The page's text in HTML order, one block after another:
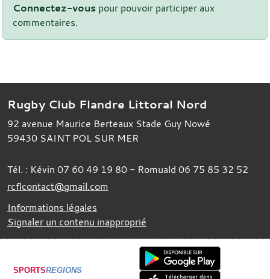
Connectez-vous pour pouvoir participer aux
commentaires.
Rugby Club Flandre Littoral Nord
92 avenue Maurice Berteaux Stade Guy Nowé
59430 SAINT POL SUR MER
Tél. : Kévin 07 60 49 19 80 - Romuald 06 75 85 32 52
rcflcontact@gmail.com
Informations légales
Signaler un contenu inapproprié
SPORTSREGIONS